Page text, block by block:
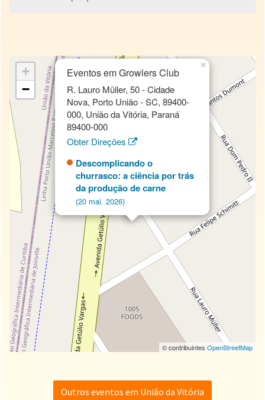
Eventos em Growlers Club
R. Lauro Müller, 50 - Cidade
Nova, Porto União - SC, 89400-
000, União da Vitória, Paraná
89400-000
Obter Direções
Descomplicando o
churrasco: a ciência por trás
da produção de carne
(20 mai. 2026)
×
+
−
© contribuintes OpenStreetMap
Outros eventos em União da Vitória